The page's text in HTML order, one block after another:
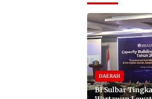
DAERAH
BI Sulbar